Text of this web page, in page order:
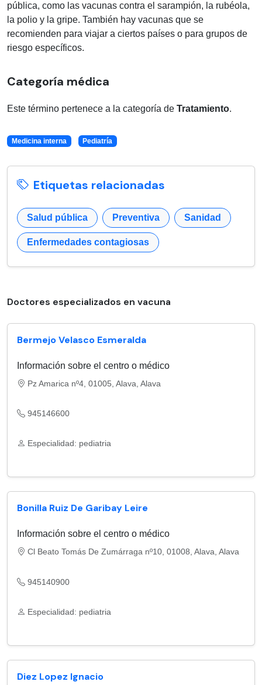
pública, como las vacunas contra el sarampión, la rubéola,
la polio y la gripe. También hay vacunas que se
recomienden para viajar a ciertos países o para grupos de
riesgo específicos.
Categoría médica
Este término pertenece a la categoría de Tratamiento.
Medicina interna Pediatría
Etiquetas relacionadas
Salud pública Preventiva Sanidad
Enfermedades contagiosas
Doctores especializados en vacuna
Bermejo Velasco Esmeralda
Información sobre el centro o médico
Pz Amarica nº4, 01005, Alava, Alava
945146600
Especialidad: pediatria
Bonilla Ruiz De Garibay Leire
Información sobre el centro o médico
Cl Beato Tomás De Zumárraga nº10, 01008, Alava, Alava
945140900
Especialidad: pediatria
Diez Lopez Ignacio